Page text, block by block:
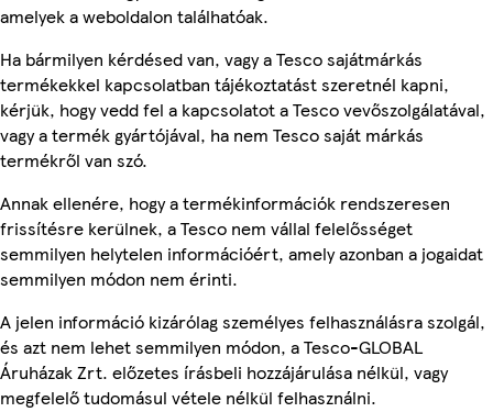
amelyek a weboldalon találhatóak.
Ha bármilyen kérdésed van, vagy a Tesco sajátmárkás
termékekkel kapcsolatban tájékoztatást szeretnél kapni,
kérjük, hogy vedd fel a kapcsolatot a Tesco vevőszolgálatával,
vagy a termék gyártójával, ha nem Tesco saját márkás
termékről van szó.
Annak ellenére, hogy a termékinformációk rendszeresen
frissítésre kerülnek, a Tesco nem vállal felelősséget
semmilyen helytelen információért, amely azonban a jogaidat
semmilyen módon nem érinti.
A jelen információ kizárólag személyes felhasználásra szolgál,
és azt nem lehet semmilyen módon, a Tesco-GLOBAL
Áruházak Zrt. előzetes írásbeli hozzájárulása nélkül, vagy
megfelelő tudomásul vétele nélkül felhasználni.